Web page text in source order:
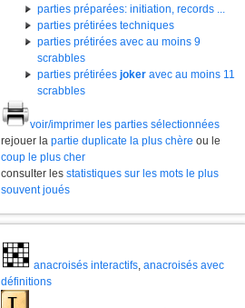
parties préparées: initiation, records ...
parties prétirées techniques
parties prétirées avec au moins 9
scrabbles
parties prétirées joker avec au moins 11
scrabbles
voir/imprimer les parties sélectionnées
rejouer la partie duplicate la plus chère ou le
coup le plus cher
consulter les statistiques sur les mots le plus
souvent joués
anacroisés interactifs, anacroisés avec
définitions